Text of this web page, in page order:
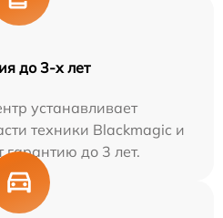
до 3-х лет
устанавливает
техники Blackmagic и
гарантию до 3 лет.